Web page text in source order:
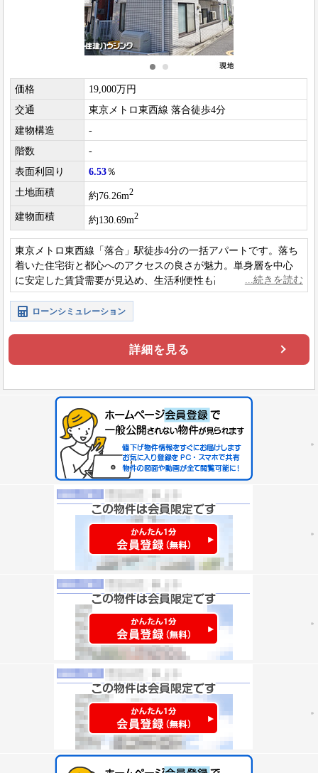
価格
19,000万円
交通
東京メトロ東西線 落合徒歩4分
建物構造
-
階数
-
表面利回り
6.53％
土地面積
約76.26m2
建物面積 約130.69m2
東京メトロ東西線「落合」駅徒歩4分の一括アパートです。落ち
着いた住宅街と都心へのアクセスの良さが魅力。単身層を中心
に安定した賃貸需要が見込め、生活利便性も高く、空室リスク
を抑えながら長期的に安定収益が期待できそうです。
ローンシミュレーション
詳細を見る